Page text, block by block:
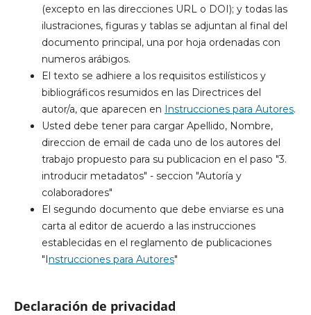
(excepto en las direcciones URL o DOI); y todas las
ilustraciones, figuras y tablas se adjuntan al final del
documento principal, una por hoja ordenadas con
numeros arábigos.
El texto se adhiere a los requisitos estilísticos y
bibliográficos resumidos en las Directrices del
autor/a, que aparecen en Instrucciones para Autores.
Usted debe tener para cargar Apellido, Nombre,
direccion de email de cada uno de los autores del
trabajo propuesto para su publicacion en el paso "3.
introducir metadatos" - seccion "Autoría y
colaboradores"
El segundo documento que debe enviarse es una
carta al editor de acuerdo a las instrucciones
establecidas en el reglamento de publicaciones
"Instrucciones para Autores"
Declaración de privacidad